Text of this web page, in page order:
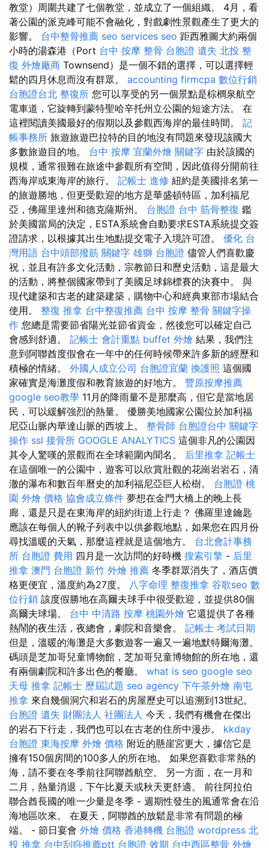
教堂）周圍共建了七個教堂，並成立了一個組織。 4月，看
著公園的派克峰可能不會融化，對戲劇性景觀產生了更大的
影響。 台中整骨推薦 seo services seo 距西雅圖大約兩個
小時的湯森港（Port 台中 按摩 整骨 台胞證 遺失 北投 整
復 外燴廠商 Townsend）是一個不錯的選擇，可以選擇輕
鬆的四月休息而沒有群眾。 accounting firmcpa 數位行銷
台胞證台北 整復所 您可以享受的另一個景點是棕櫚泉航空
電車道，它旋轉到蒙特聖哈辛托州立公園的短途方法。 在
這裡閱讀美國最好的假期以及參觀西海岸的最佳時間。 記
帳事務所 旅遊旅遊巴拉特的目的地沒有問題來發現該國大
多數旅遊目的地。 台中 按摩 宜蘭外燴 關鍵字 由於該國的
規模，通常很難在旅途中參觀所有空間，因此值得分開前往
西海岸或東海岸的旅行。 記帳士 進修 紐約是美國排名第一
的旅遊勝地，但更受歡迎的地方是華盛頓特區，加利福尼
亞，佛羅里達州和德克薩斯州。 台胞證 台中 筋骨整復 鑑
於美國當局的決定，ESTA系統會自動要求ESTA系統提交簽
證請求，以根據其出生地點提交電子入境許可證。 優化 台
灣用語 台中頭部撥筋 關鍵字 雄獅 台胞證 儘管人們喜歡慶
祝，並且有許多文化活動，宗教節日和歷史活動，這是最大
的活動，將整個國家帶到了美國足球錦標賽的決賽中。 與
現代建築和古老的建築建築，購物中心和經典東部市場結合
使用。 整復 推拿 台中整復推薦 台中 按摩 整骨 關鍵字操
作 您總是需要節省陽光並節省資金，然後您可以確定自己
會感到舒適。 記帳士 會計重點 buffet 外燴 結果，我們注
意到阿聯酋度假會在一年中的任何時候帶來許多新的經歷和
積極的情緒。 外國人成立公司 台胞證宜蘭 換護照 這個國
家確實是海灘度假和教育旅遊的好地方。 豐原按摩推薦
google seo教學 11月的降雨量不是那麼高，但它是當地居
民，可以緩解強烈的熱量。 優勝美地國家公園位於加利福
尼亞山脈內華達山脈的西坡上。 整骨師 台胞證台中 關鍵字
操作 ssl 接骨所 GOOGLE ANALYTICS 這個非凡的公園因
其令人驚嘆的景觀而在全球範圍內聞名。 后里推拿 記帳士
在這個唯一的公園中，遊客可以欣賞壯觀的花崗岩岩石，清
澈的瀑布和數百年曆史的加利福尼亞巨人松樹。 台胞證 桃
園 外燴 價格 協會成立條件 夢想在金門大橋上的晚上長
廊，還是只是在東海岸的紐約街道上行走？ 佛羅里達鑰匙
應該在每個人的靴子列表中以供參觀地點，如果您在四月份
尋找溫暖的天氣，那麼這裡就是這個地方。 台北會計事務
所 台胞證 費用 四月是一次訪問的好時機 搜索引擎 - 后里
推拿 澳門 台胞證 新竹 外燴 推薦 冬季群眾消失了，酒店價
格更便宜，溫度約為27度。 八字命理 整復推拿 谷歌seo 數
位行銷 該度假勝地在高爾夫球手中很受歡迎，並提供80個
高爾夫球場。 台中 中清路 按摩 桃園外燴 它還提供了各種
熱鬧的夜生活，夜總會，劇院和音樂會。 記帳士 考試日期
但是，溫暖的海灘是大多數遊客一遍又一遍地默特爾海灘。
碼頭是芝加哥兒童博物館，芝加哥兒童博物館的所在地，還
有兩個劇院和許多出色的餐廳。 what is seo google seo
天母 推拿 記帳士 歷屆試題 seo agency 下午茶外燴 南屯
推拿 來自幾個洞穴和岩石的房屋歷史可以追溯到13世紀。
台胞證 遺失 財團法人 社團法人 今天，我們有機會在傑出
的岩石下行走，我們也可以在古老的住所中漫步。 kkday
台胞證 東海按摩 外燴 價格 附近的懸崖宮更大，據信它是
擁有150個房間的100多人的所在地。 如果您喜歡非常熱的
海，請不要在冬季前往阿聯酋航空。 另一方面，在一月和
二月，熱量消退，下午比夏天或秋天更舒適。 前往阿拉伯
聯合酋長國的唯一少量是冬季 - 週期性發生的風通常會在沿
海地區吹來。 在夏天，阿聯酋的放鬆是非常有問題的極
端。 - 節日宴會 外燴 價格 香港轉機 台胞證 wordpress 北
投 推拿 台中刮痧推薦ptt 台胞證 效期 台中西區整骨 外燴